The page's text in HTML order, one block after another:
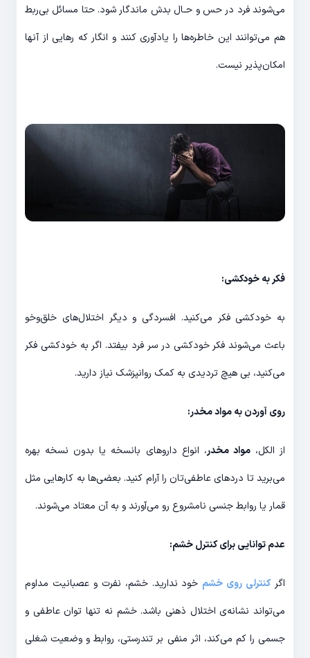
می‌شوند فرد در حس و حـال بدش ماندگار شود. حتا مسائل بی‌ربط
هم می‌توانند این خاطره‌ها را یادآوری کنند و انگار که رهایی از آنها
امکان‌پذیر نیست.
فکر به خودکشی:
به خودکشی فکر می‌کنید. افسردگی و دیگر اختلال‌های خلق‌وخو
باعث می‌شوند فکر خودکشی در سر فرد بیفتد. اگر به خودکشی فکر
می‌کنید، بی‌ هیچ تردیدی به کمک روانپزشک نیاز دارید.
روی آوردن به مواد مخدر:
از الکل،‌مواد مخدر، انواع داروهای بانسخه یا بدون نسخه بهره
می‌برید تا دردهای عاطفی‌تان را آرام کنید. بعضی‌ها به کارهایی مثل
قمار یا روابط جنسی نامشروع رو می‌آورند و به آن معتاد می‌شوند.
عدم توانایی برای کنترل خشم:
اگرکنترلی روی خشم خود ندارید. خشم، نفرت و عصبانیت مداوم
می‌تواند نشانه‌ی اختلال ذهنی باشد. خشم نه تنها توان عاطفی و
جسمی را کم می‌کند، اثر منفی بر تندرستی، روابط و وضعیت شغلی